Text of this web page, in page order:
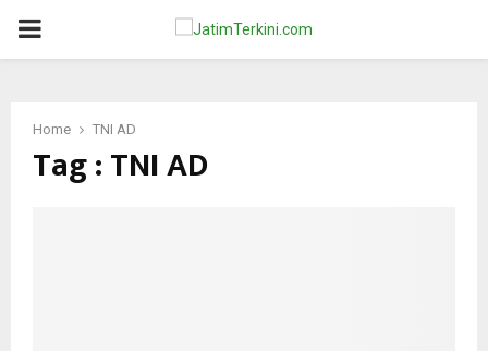
PRIMARY
Home TNI AD
Tag : TNI AD